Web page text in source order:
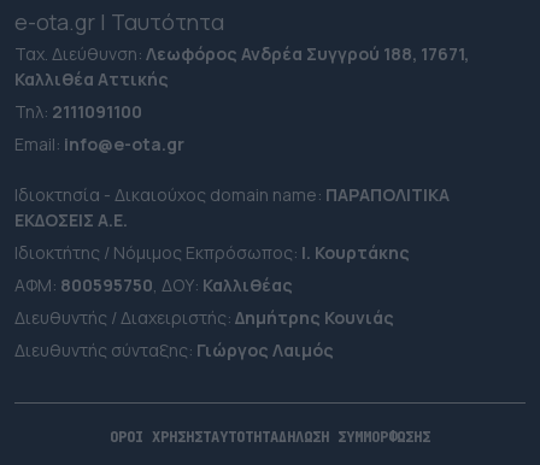
e-ota.gr | Ταυτότητα
Ταχ. Διεύθυνση: Λεωφόρος Ανδρέα Συγγρού 188, 17671,
Καλλιθέα Αττικής
Τηλ: 2111091100
Εmail: info@e-ota.gr
Ιδιοκτησία - Δικαιούχος domain name: ΠΑΡΑΠΟΛΙΤΙΚΑ
ΕΚΔΟΣΕΙΣ A.E.
Ιδιοκτήτης / Νόμιμος Εκπρόσωπος: Ι. Κουρτάκης
ΑΦΜ: 800595750, ΔΟΥ: Καλλιθέας
Διευθυντής / Διαχειριστής: Δημήτρης Κουνιάς
Διευθυντής σύνταξης: Γιώργος Λαιμός
ΟΡΟΙ ΧΡΗΣΗΣΤΑΥΤΟΤΗΤΑΔΗΛΩΣΗ ΣΥΜΜΟΡΦΩΣΗΣ